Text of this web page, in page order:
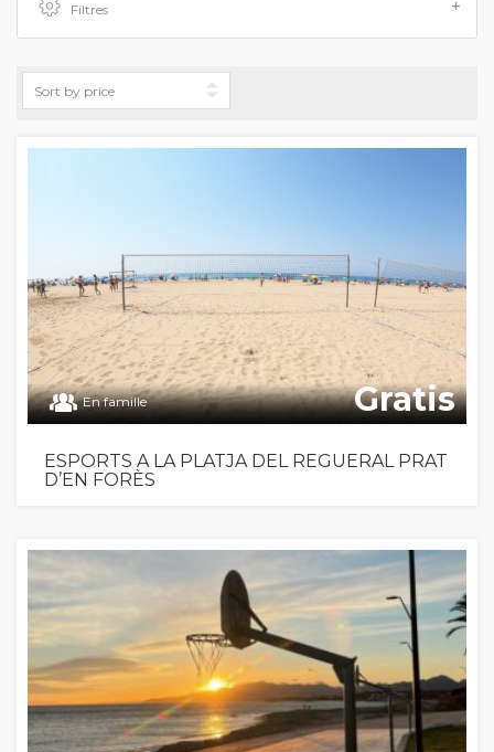
Filtres
En famille Gratis
ESPORTS A LA PLATJA DEL REGUERAL PRAT
D’EN FORÈS